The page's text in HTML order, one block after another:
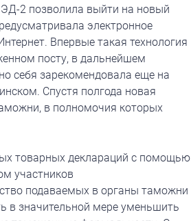
2 позволила выйти на новый
электронное
Впервые такая технология
посту, в дальнейшем
себя зарекомендовала еще на
Спустя полгода новая
в полномочия которых
товарных деклараций с помощью
участников
подаваемых в органы таможни
в значительной мере уменьшить